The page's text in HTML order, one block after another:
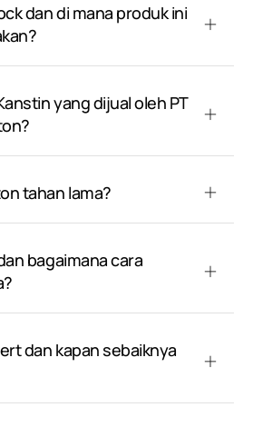
dan di mana produk ini
yang dijual oleh PT
tahan lama?
bagaimana cara
dan kapan sebaiknya